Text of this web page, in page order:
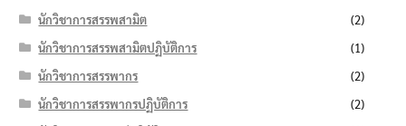
นักวิชาการสรรพสามิต
(2)
นักวิชาการสรรพสามิตปฏิบัติการ
(1)
นักวิชาการสรรพากร
(2)
นักวิชาการสรรพากรปฏิบัติการ
(2)